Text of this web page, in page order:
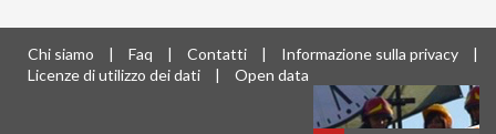
Chi siamo | Faq | Contatti | Informazione sulla privacy
|
Licenze di utilizzo dei dati
| Open data